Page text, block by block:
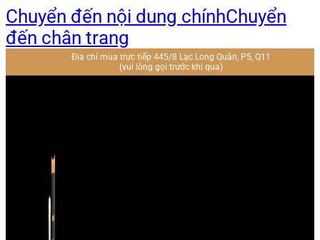
Chuyển đến nội dung chínhChuyển
đến chân trang
Địa chỉ mua trực tiếp 445/8 Lạc Long Quân, P5, Q11
(vui lòng gọi trước khi qua)